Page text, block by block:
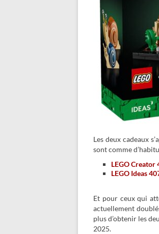
Les deux cadeaux
sont comme
LEGO
LEGO Ideas
Et pour ceux qui
actuellement
plus d’obtenir les
2025.